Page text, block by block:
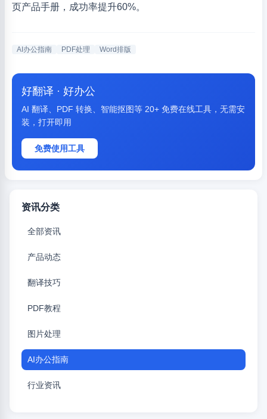
页产品手册，成功率提升60%。
AI办公指南 PDF处理 Word排版
好翻译 · 好办公
AI 翻译、PDF 转换、智能抠图等 20+ 免费在线工具，无需安
装，打开即用
免费使用工具
资讯分类
全部资讯
产品动态
翻译技巧
PDF教程
图片处理
AI办公指南
行业资讯